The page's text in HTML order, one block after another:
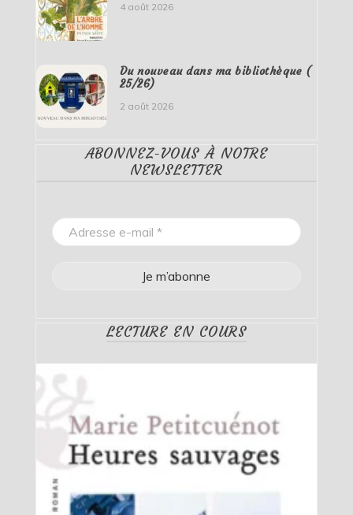
4 août 2026
Du nouveau dans ma bibliothèque (
25/26)
2 août 2026
ABONNEZ-VOUS À NOTRE
NEWSLETTER
LECTURE EN COURS